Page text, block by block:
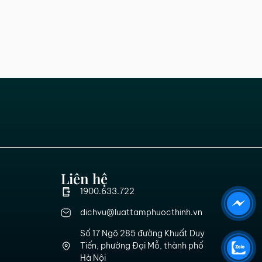
Liên hệ
1900.633.722
dichvu@luattamphuocthinh.vn
Số 17 Ngõ 285 đường Khuất Duy
Tiến, phường Đại Mỗ, thành phố
Hà Nội